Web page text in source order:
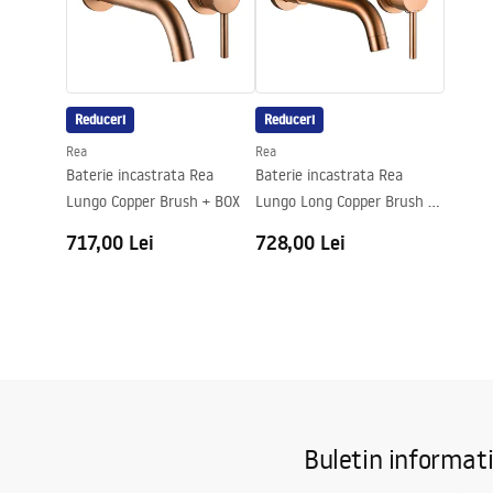
Preaplin
Da Nu
Orificiu pentru preaplin
Reduceri
Rea
Baterie incastrata Rea
Lungo Copper Brush + BOX
717,00 Lei
Reduceri
Rea
Baterie incastrata Rea
Lungo Long Copper Brush +
728,00 Lei
Buletin